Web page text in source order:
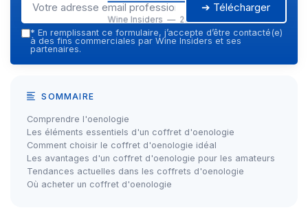
Wine Insiders — 2026
➔ Télécharger
* En remplissant ce formulaire, j’accepte d’être contacté(e)
à des fins commerciales par Wine Insiders et ses
partenaires.
SOMMAIRE
Comprendre l'oenologie
Les éléments essentiels d'un coffret d'oenologie
Comment choisir le coffret d'oenologie idéal
Les avantages d'un coffret d'oenologie pour les amateurs
Tendances actuelles dans les coffrets d'oenologie
Où acheter un coffret d'oenologie